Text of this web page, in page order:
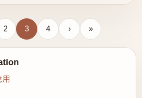
2 3 4 › »